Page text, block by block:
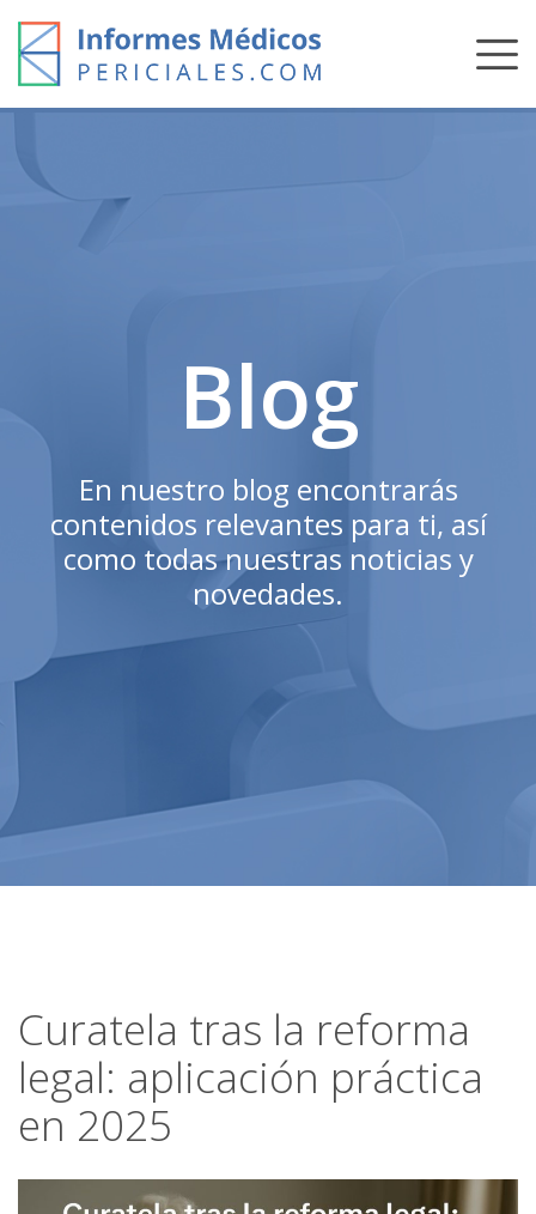
content
Blog
En nuestro blog encontrarás
contenidos relevantes para ti, así
como todas nuestras noticias y
novedades.
Curatela tras la reforma
legal: aplicación práctica
en 2025